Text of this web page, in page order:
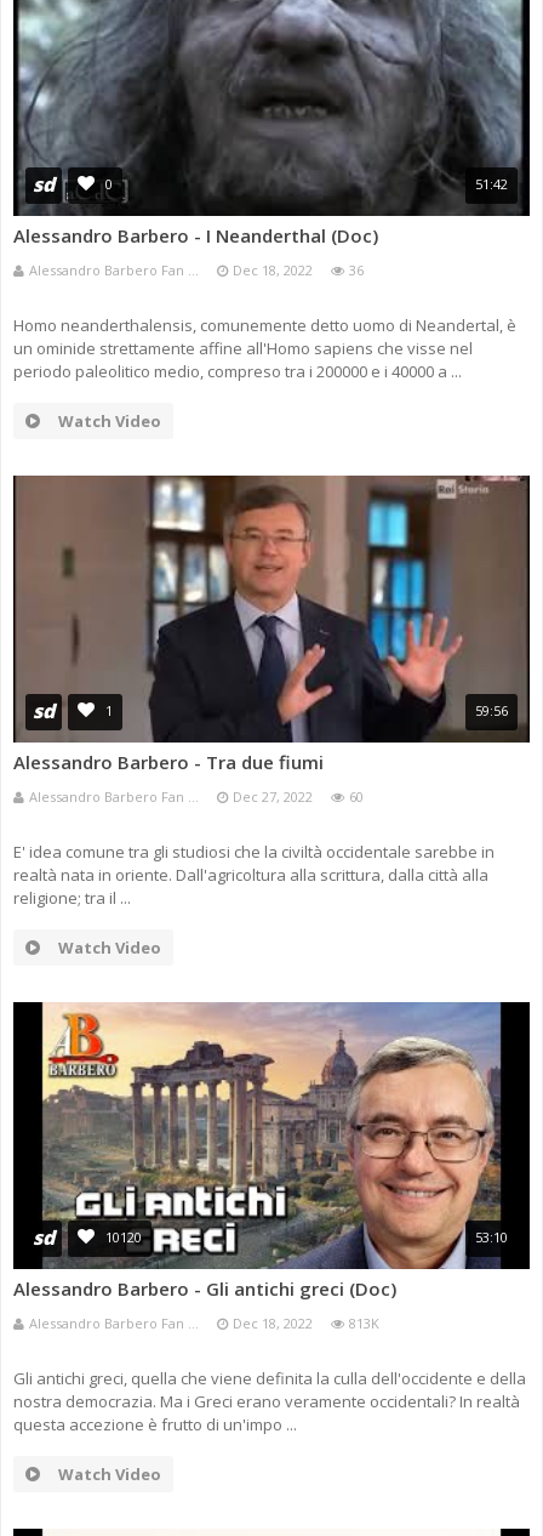
sd 0 51:42
Alessandro Barbero - I Neanderthal (Doc)
Alessandro Barbero Fan ... Dec 18, 2022 36
Homo neanderthalensis, comunemente detto uomo di Neandertal, è
un ominide strettamente affine all'Homo sapiens che visse nel
periodo paleolitico medio, compreso tra i 200000 e i 40000 a ...
Watch Video
sd 1 59:56
Alessandro Barbero - Tra due fiumi
Alessandro Barbero Fan ... Dec 27, 2022 60
E' idea comune tra gli studiosi che la civiltà occidentale sarebbe in
realtà nata in oriente. Dall'agricoltura alla scrittura, dalla città alla
religione; tra il ...
Watch Video
sd 10120 53:10
Alessandro Barbero - Gli antichi greci (Doc)
Alessandro Barbero Fan ... Dec 18, 2022 813K
Gli antichi greci, quella che viene definita la culla dell'occidente e della
nostra democrazia. Ma i Greci erano veramente occidentali? In realtà
questa accezione è frutto di un'impo ...
Watch Video